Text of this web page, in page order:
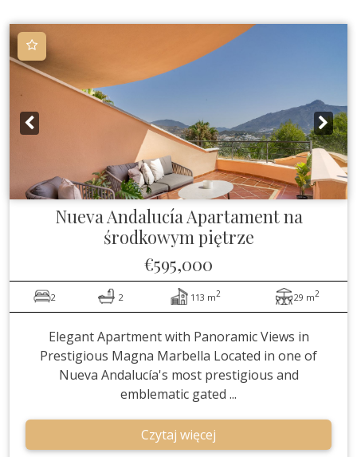
Nueva Andalucía Apartament na
środkowym piętrze
€595,000
2 2 113 m2 29 m2
Elegant Apartment with Panoramic Views in
Prestigious Magna Marbella Located in one of
Nueva Andalucía's most prestigious and
emblematic gated ...
Czytaj więcej